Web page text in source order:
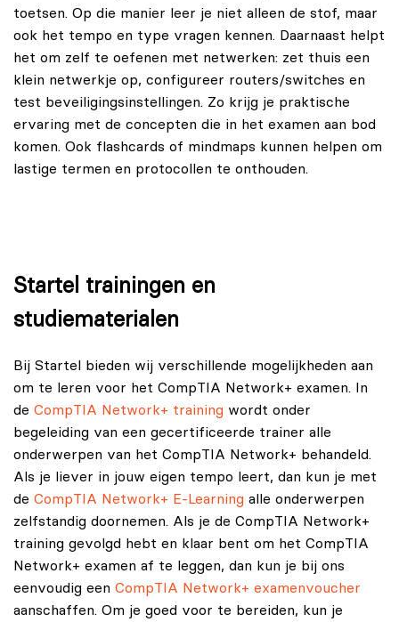
toetsen. Op die manier leer je niet alleen de stof, maar
ook het tempo en type vragen kennen. Daarnaast helpt
het om zelf te oefenen met netwerken: zet thuis een
klein netwerkje op, configureer routers/switches en
test beveiligingsinstellingen. Zo krijg je praktische
ervaring met de concepten die in het examen aan bod
komen. Ook flashcards of mindmaps kunnen helpen om
lastige termen en protocollen te onthouden.
Startel trainingen en
studiematerialen
Bij Startel bieden wij verschillende mogelijkheden aan
om te leren voor het CompTIA Network+ examen. In
de CompTIA Network+ training wordt onder
begeleiding van een gecertificeerde trainer alle
onderwerpen van het CompTIA Network+ behandeld.
Als je liever in jouw eigen tempo leert, dan kun je met
de CompTIA Network+ E-Learning alle onderwerpen
zelfstandig doornemen. Als je de CompTIA Network+
training gevolgd hebt en klaar bent om het CompTIA
Network+ examen af te leggen, dan kun je bij ons
eenvoudig een CompTIA Network+ examenvoucher
aanschaffen. Om je goed voor te bereiden, kun je